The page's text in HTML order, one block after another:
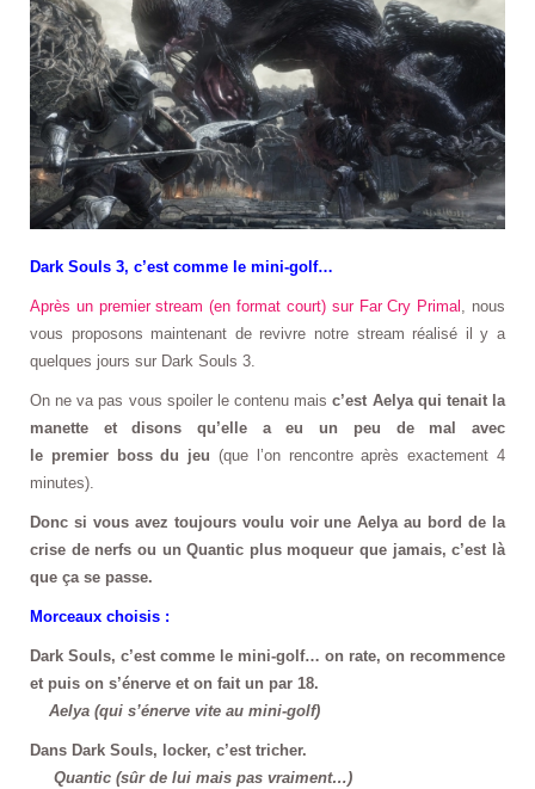
Dark Souls 3, c’est comme le mini-golf…
Après un premier stream (en format court) sur Far Cry Primal , nous
vous proposons maintenant de revivre notre stream réalisé il y a
quelques jours sur Dark Souls 3.
On ne va pas vous spoiler le contenu maisc’est Aelya qui tenait la
manette et disons qu’elle a eu un peu de mal avec
le premier boss du jeu (que l’on rencontre après exactement 4
minutes).
Donc si vous avez toujours voulu voir une Aelya au bord de la
crise de nerfs ou un Quantic plus moqueur que jamais, c’est là
que ça se passe.
Morceaux choisis :
Dark Souls, c’est comme le mini-golf… on rate, on recommence
et puis on s’énerve et on fait un par 18.
Aelya (qui s’énerve vite au mini-golf)
Dans Dark Souls, locker, c’est tricher.
Quantic (sûr de lui mais pas vraiment…)